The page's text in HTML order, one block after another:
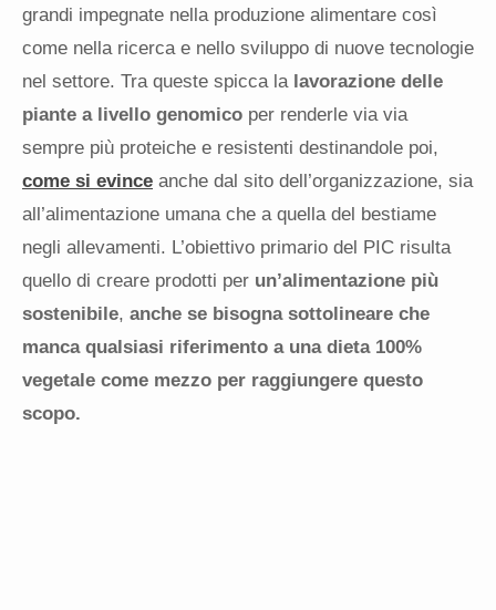
grandi impegnate nella produzione alimentare così
come nella ricerca e nello sviluppo di nuove tecnologie
nel settore. Tra queste spicca la lavorazione delle
piante a livello genomico per renderle via via
sempre più proteiche e resistenti destinandole poi,
come si evince anche dal sito dell’organizzazione, sia
all’alimentazione umana che a quella del bestiame
negli allevamenti. L’obiettivo primario del PIC risulta
quello di creare prodotti per un’alimentazione più
sostenibile, anche se bisogna sottolineare che
manca qualsiasi riferimento a una dieta 100%
vegetale come mezzo per raggiungere questo
scopo.